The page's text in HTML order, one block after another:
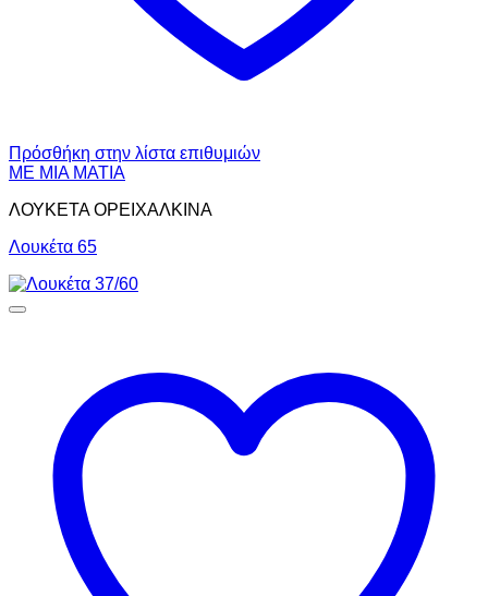
Πρόσθήκη στην λίστα επιθυμιών
ΜΕ ΜΙΑ ΜΑΤΙΑ
ΛΟΥΚΕΤΑ ΟΡΕΙΧΑΛΚΙΝΑ
Λουκέτα 65